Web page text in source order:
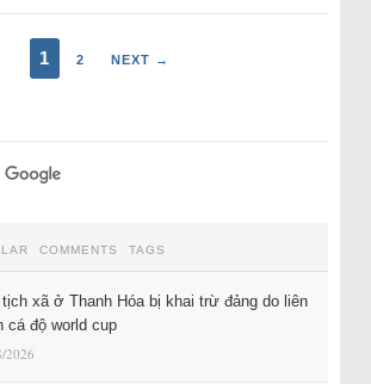
1 2 NEXT →
COMMENTS TAGS
tịch xã ở Thanh Hóa bị khai trừ đảng do liên
cá độ world cup
2026